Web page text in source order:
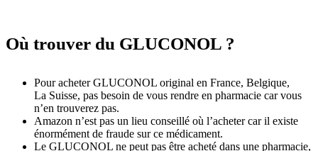
Où trouver du GLUCONOL ?
Pour acheter GLUCONOL original en France, Belgique,
La Suisse, pas besoin de vous rendre en pharmacie car vous
n’en trouverez pas.
Amazon n’est pas un lieu conseillé où l’acheter car il existe
énormément de fraude sur ce médicament.
Le GLUCONOL ne peut pas être acheté dans une pharmacie,